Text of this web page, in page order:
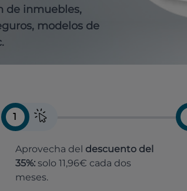
de inmuebles,
modelos de
1
Aprovecha del descuento del
35%: solo 11,96€ cada dos
meses.